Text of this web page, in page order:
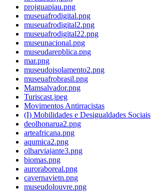
projguapiau.png
museuafrodigital.png
museuafrodigital2.png
museuafrodigital22.png
museunacional.png
museudarepblica.png
mar.png
museudoisolamento2.png
museuafrobrasil.png
Mamsalvador.png
Turiscast.jpeg
Movimentos Antirracistas
(I) Mobilidades e Desigualdades Sociais
deolhonarua2.png
arteafricana.png
aqumica2.png
olharviajante3.png
biomas.png
auroraboreal.png
cavernavietn.png
museudolouvre.png